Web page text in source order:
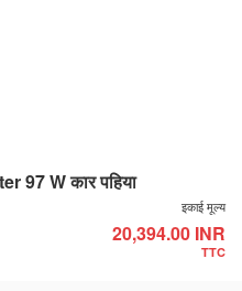
97 W कार पहिया
इकाई मूल्य
20,394.00 INR
TTC